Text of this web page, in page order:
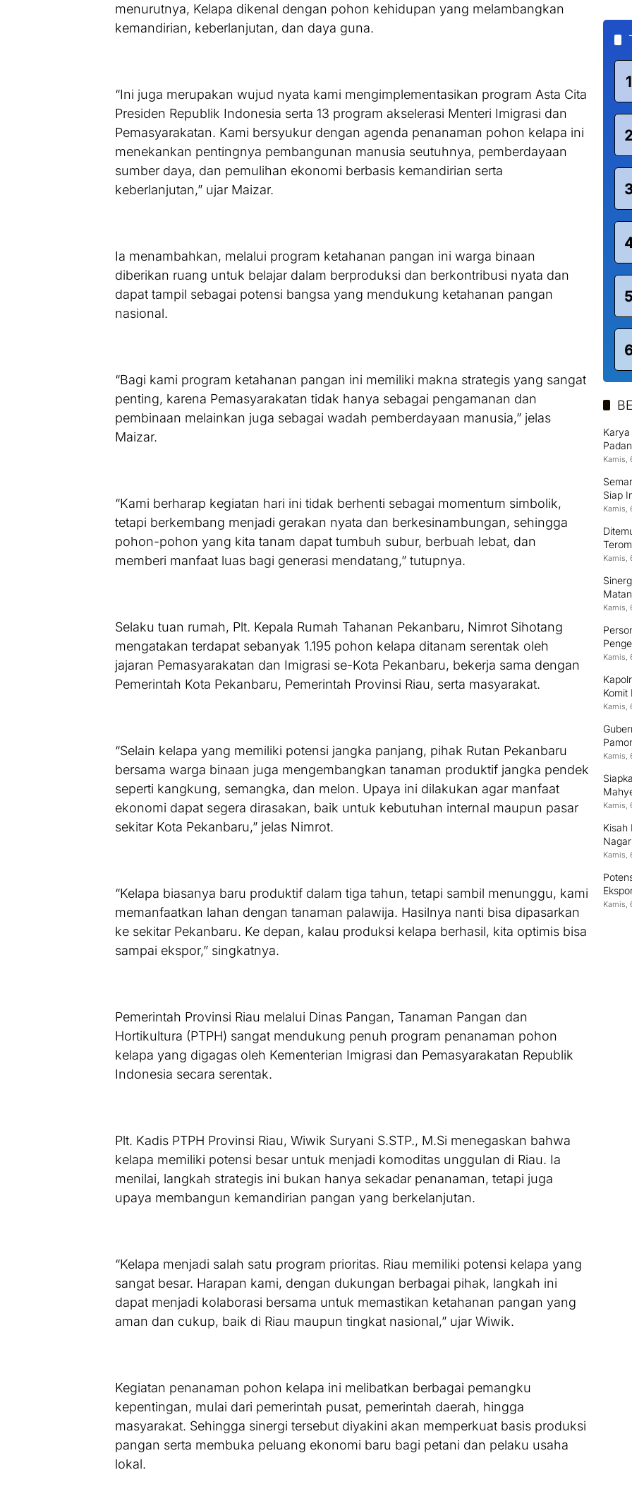
menurutnya, Kelapa dikenal dengan pohon kehidupan yang melambangkan
kemandirian, keberlanjutan, dan daya guna.
“Ini juga merupakan wujud nyata kami mengimplementasikan program Asta Cita
Presiden Republik Indonesia serta 13 program akselerasi Menteri Imigrasi dan
Pemasyarakatan. Kami bersyukur dengan agenda penanaman pohon kelapa ini
menekankan pentingnya pembangunan manusia seutuhnya, pemberdayaan
sumber daya, dan pemulihan ekonomi berbasis kemandirian serta
keberlanjutan,” ujar Maizar.
Ia menambahkan, melalui program ketahanan pangan ini warga binaan
diberikan ruang untuk belajar dalam berproduksi dan berkontribusi nyata dan
dapat tampil sebagai potensi bangsa yang mendukung ketahanan pangan
nasional.
“Bagi kami program ketahanan pangan ini memiliki makna strategis yang sangat
penting, karena Pemasyarakatan tidak hanya sebagai pengamanan dan
pembinaan melainkan juga sebagai wadah pemberdayaan manusia,” jelas
Maizar.
“Kami berharap kegiatan hari ini tidak berhenti sebagai momentum simbolik,
tetapi berkembang menjadi gerakan nyata dan berkesinambungan, sehingga
pohon-pohon yang kita tanam dapat tumbuh subur, berbuah lebat, dan
memberi manfaat luas bagi generasi mendatang,” tutupnya.
Selaku tuan rumah, Plt. Kepala Rumah Tahanan Pekanbaru, Nimrot Sihotang
mengatakan terdapat sebanyak 1.195 pohon kelapa ditanam serentak oleh
jajaran Pemasyarakatan dan Imigrasi se-Kota Pekanbaru, bekerja sama dengan
Pemerintah Kota Pekanbaru, Pemerintah Provinsi Riau, serta masyarakat.
“Selain kelapa yang memiliki potensi jangka panjang, pihak Rutan Pekanbaru
bersama warga binaan juga mengembangkan tanaman produktif jangka pendek
seperti kangkung, semangka, dan melon. Upaya ini dilakukan agar manfaat
ekonomi dapat segera dirasakan, baik untuk kebutuhan internal maupun pasar
sekitar Kota Pekanbaru,” jelas Nimrot.
“Kelapa biasanya baru produktif dalam tiga tahun, tetapi sambil menunggu, kami
memanfaatkan lahan dengan tanaman palawija. Hasilnya nanti bisa dipasarkan
ke sekitar Pekanbaru. Ke depan, kalau produksi kelapa berhasil, kita optimis bisa
sampai ekspor,” singkatnya.
Pemerintah Provinsi Riau melalui Dinas Pangan, Tanaman Pangan dan
Hortikultura (PTPH) sangat mendukung penuh program penanaman pohon
kelapa yang digagas oleh Kementerian Imigrasi dan Pemasyarakatan Republik
Indonesia secara serentak.
Plt. Kadis PTPH Provinsi Riau, Wiwik Suryani S.STP., M.Si menegaskan bahwa
kelapa memiliki potensi besar untuk menjadi komoditas unggulan di Riau. Ia
menilai, langkah strategis ini bukan hanya sekadar penanaman, tetapi juga
upaya membangun kemandirian pangan yang berkelanjutan.
“Kelapa menjadi salah satu program prioritas. Riau memiliki potensi kelapa yang
sangat besar. Harapan kami, dengan dukungan berbagai pihak, langkah ini
dapat menjadi kolaborasi bersama untuk memastikan ketahanan pangan yang
aman dan cukup, baik di Riau maupun tingkat nasional,” ujar Wiwik.
Kegiatan penanaman pohon kelapa ini melibatkan berbagai pemangku
kepentingan, mulai dari pemerintah pusat, pemerintah daerah, hingga
masyarakat. Sehingga sinergi tersebut diyakini akan memperkuat basis produksi
pangan serta membuka peluang ekonomi baru bagi petani dan pelaku usaha
lokal.
1
2
5
Kamis,
Siap
Kamis,
Kamis,
Kamis,
Kamis,
Komit
Kamis,
Kamis,
Kamis,
Kisah
Kamis,
Kamis,